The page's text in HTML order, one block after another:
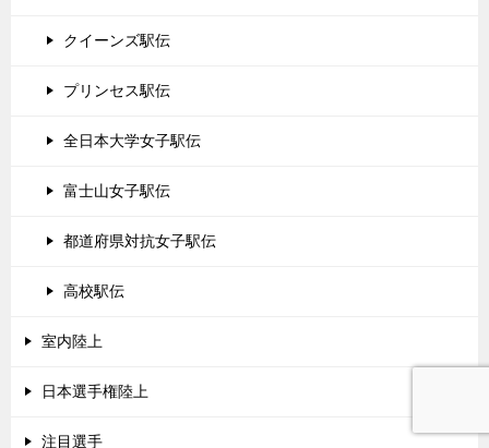
クイーンズ駅伝
プリンセス駅伝
全日本大学女子駅伝
富士山女子駅伝
都道府県対抗女子駅伝
高校駅伝
室内陸上
日本選手権陸上
注目選手